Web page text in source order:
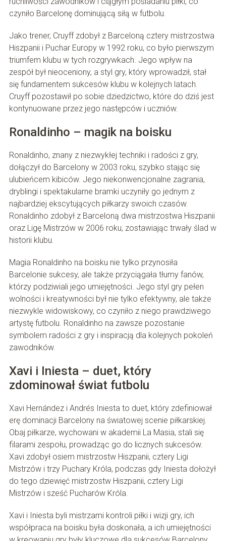
czyniło Barcelonę dominującą siłą w futbolu.
Jako trener, Cruyff zdobył z Barceloną cztery mistrzostwa
Hiszpanii i Puchar Europy w 1992 roku, co było pierwszym
triumfem klubu w tych rozgrywkach. Jego wpływ na
zespół był nieoceniony, a styl gry, który wprowadził, stał
się fundamentem sukcesów klubu w kolejnych latach.
Cruyff pozostawił po sobie dziedzictwo, które do dziś jest
kontynuowane przez jego następców i uczniów.
Ronaldinho – magik na boisku
Ronaldinho, znany z niezwykłej techniki i radości z gry,
dołączył do Barcelony w 2003 roku, szybko stając się
ulubieńcem kibiców. Jego niekonwencjonalne zagrania,
dryblingi i spektakularne bramki uczyniły go jednym z
najbardziej ekscytujących piłkarzy swoich czasów.
Ronaldinho zdobył z Barceloną dwa mistrzostwa Hiszpanii
oraz Ligę Mistrzów w 2006 roku, zostawiając trwały ślad w
historii klubu.
Magia Ronaldinho na boisku nie tylko przynosiła
Barcelonie sukcesy, ale także przyciągała tłumy fanów,
którzy podziwiali jego umiejętności. Jego styl gry pełen
wolności i kreatywności był nie tylko efektywny, ale także
niezwykle widowiskowy, co czyniło z niego prawdziwego
artystę futbolu. Ronaldinho na zawsze pozostanie
symbolem radości z gry i inspiracją dla kolejnych pokoleń
zawodników.
Xavi i Iniesta – duet, który
zdominował świat futbolu
Xavi Hernández i Andrés Iniesta to duet, który zdefiniował
erę dominacji Barcelony na światowej scenie piłkarskiej.
Obaj piłkarze, wychowani w akademii La Masia, stali się
filarami zespołu, prowadząc go do licznych sukcesów.
Xavi zdobył osiem mistrzostw Hiszpanii, cztery Ligi
Mistrzów i trzy Puchary Króla, podczas gdy Iniesta dołożył
do tego dziewięć mistrzostw Hiszpanii, cztery Ligi
Mistrzów i sześć Pucharów Króla.
Xavi i Iniesta byli mistrzami kontroli piłki i wizji gry, ich
współpraca na boisku była doskonała, a ich umiejętności